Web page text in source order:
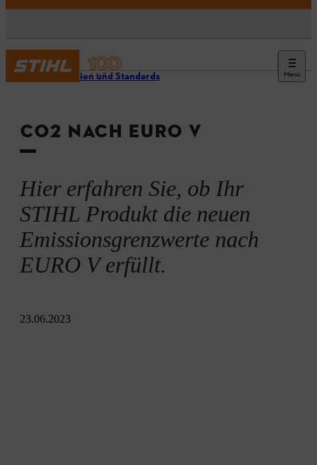
Menü
Richtlinien und Standards
CO2 NACH EURO V
Hier erfahren Sie, ob Ihr
STIHL Produkt die neuen
Emissionsgrenzwerte nach
EURO V erfüllt.
23.06.2023